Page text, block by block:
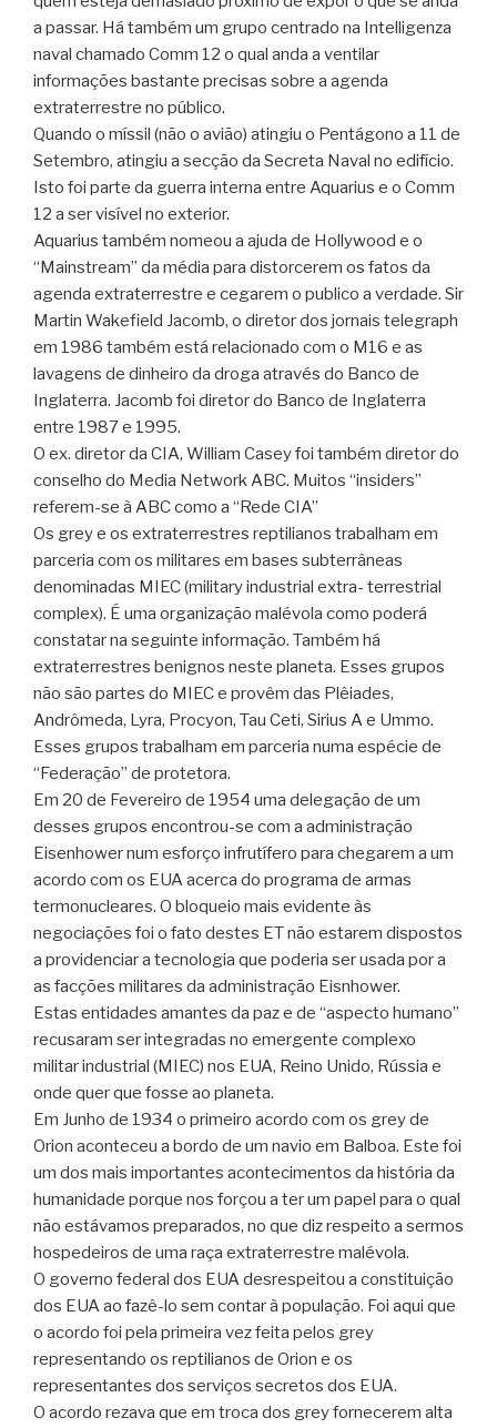
a passar. Há também um grupo centrado na Intelligenza
naval chamado Comm 12 o qual anda a ventilar
informações bastante precisas sobre a agenda
extraterrestre no público.
Quando o míssil (não o avião) atingiu o Pentágono a 11 de
Setembro, atingiu a secção da Secreta Naval no edifício.
Isto foi parte da guerra interna entre Aquarius e o Comm
12 a ser visível no exterior.
Aquarius também nomeou a ajuda de Hollywood e o
“Mainstream” da média para distorcerem os fatos da
agenda extraterrestre e cegarem o publico a verdade. Sir
Martin Wakefield Jacomb, o diretor dos jornais telegraph
em 1986 também está relacionado com o M16 e as
lavagens de dinheiro da droga através do Banco de
Inglaterra. Jacomb foi diretor do Banco de Inglaterra
entre 1987 e 1995.
O ex. diretor da CIA, William Casey foi também diretor do
conselho do Media Network ABC. Muitos “insiders”
referem-se à ABC como a “Rede CIA”
Os grey e os extraterrestres reptilianos trabalham em
parceria com os militares em bases subterrâneas
denominadas MIEC (military industrial extra- terrestrial
complex). É uma organização malévola como poderá
constatar na seguinte informação. Também há
extraterrestres benignos neste planeta. Esses grupos
não são partes do MIEC e provêm das Plêiades,
Andrômeda, Lyra, Procyon, Tau Ceti, Sirius A e Ummo.
Esses grupos trabalham em parceria numa espécie de
“Federação” de protetora.
Em 20 de Fevereiro de 1954 uma delegação de um
desses grupos encontrou-se com a administração
Eisenhower num esforço infrutífero para chegarem a um
acordo com os EUA acerca do programa de armas
termonucleares. O bloqueio mais evidente às
negociações foi o fato destes ET não estarem dispostos
a providenciar a tecnologia que poderia ser usada por a
as facções militares da administração Eisnhower.
Estas entidades amantes da paz e de “aspecto humano”
recusaram ser integradas no emergente complexo
militar industrial (MIEC) nos EUA, Reino Unido, Rússia e
onde quer que fosse ao planeta.
Em Junho de 1934 o primeiro acordo com os grey de
Orion aconteceu a bordo de um navio em Balboa. Este foi
um dos mais importantes acontecimentos da história da
humanidade porque nos forçou a ter um papel para o qual
não estávamos preparados, no que diz respeito a sermos
hospedeiros de uma raça extraterrestre malévola.
O governo federal dos EUA desrespeitou a constituição
dos EUA ao fazê-lo sem contar à população. Foi aqui que
o acordo foi pela primeira vez feita pelos grey
representando os reptilianos de Orion e os
representantes dos serviços secretos dos EUA.
O acordo rezava que em troca dos grey fornecerem alta